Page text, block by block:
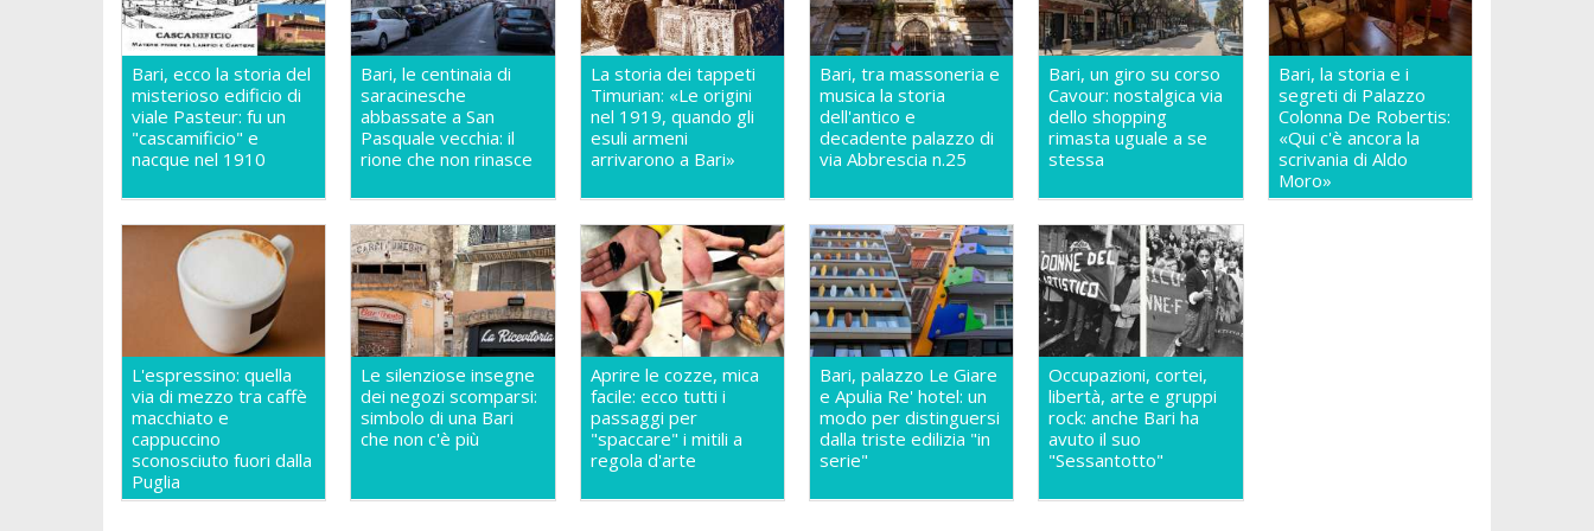
Bari, ecco la storia del
misterioso edificio di
viale Pasteur: fu un
"cascamificio" e
nacque nel 1910
Bari, le centinaia di
saracinesche
abbassate a San
Pasquale vecchia: il
rione che non rinasce
La storia dei tappeti
Timurian: «Le origini
nel 1919, quando gli
esuli armeni
arrivarono a Bari»
Bari, tra massoneria e
musica la storia
dell'antico e
decadente palazzo di
via Abbrescia n.25
Bari, un giro su corso
Cavour: nostalgica via
dello shopping
rimasta uguale a se
stessa
Bari, la storia e i
segreti di Palazzo
Colonna De Robertis:
«Qui c'è ancora la
scrivania di Aldo
Moro»
L'espressino: quella
via di mezzo tra caffè
macchiato e
cappuccino
sconosciuto fuori dalla
Puglia
Le silenziose insegne
dei negozi scomparsi:
simbolo di una Bari
che non c'è più
Aprire le cozze, mica
facile: ecco tutti i
passaggi per
"spaccare" i mitili a
regola d'arte
Bari, palazzo Le Giare
e Apulia Re' hotel: un
modo per distinguersi
dalla triste edilizia "in
serie"
Occupazioni, cortei,
libertà, arte e gruppi
rock: anche Bari ha
avuto il suo
"Sessantotto"